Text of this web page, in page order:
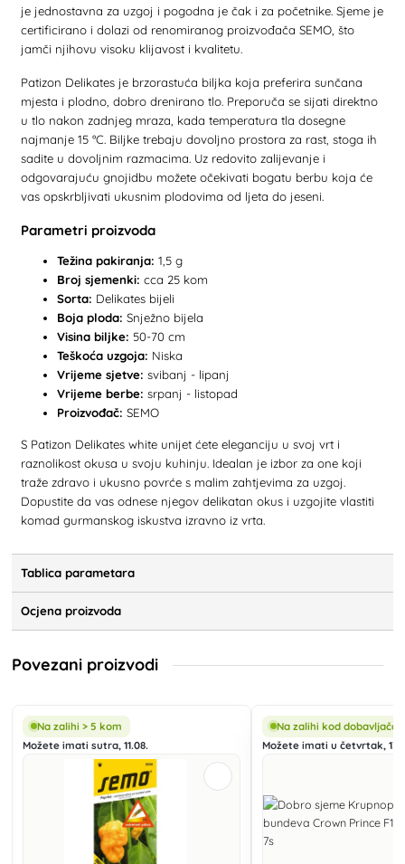
je jednostavna za uzgoj i pogodna je čak i za početnike. Sjeme je
certificirano i dolazi od renomiranog proizvođača SEMO, što
jamči njihovu visoku klijavost i kvalitetu.
Patizon Delikates je brzorastuća biljka koja preferira sunčana
mjesta i plodno, dobro drenirano tlo. Preporuča se sijati direktno
u tlo nakon zadnjeg mraza, kada temperatura tla dosegne
najmanje 15 °C. Biljke trebaju dovoljno prostora za rast, stoga ih
sadite u dovoljnim razmacima. Uz redovito zalijevanje i
odgovarajuću gnojidbu možete očekivati bogatu berbu koja će
vas opskrbljivati ukusnim plodovima od ljeta do jeseni.
Parametri proizvoda
Težina pakiranja: 1,5 g
Broj sjemenki: cca 25 kom
Sorta: Delikates bijeli
Boja ploda: Snježno bijela
Visina biljke: 50-70 cm
Teškoća uzgoja: Niska
Vrijeme sjetve: svibanj - lipanj
Vrijeme berbe: srpanj - listopad
Proizvođač: SEMO
S Patizon Delikates white unijet ćete eleganciju u svoj vrt i
raznolikost okusa u svoju kuhinju. Idealan je izbor za one koji
traže zdravo i ukusno povrće s malim zahtjevima za uzgoj.
Dopustite da vas odnese njegov delikatan okus i uzgojite vlastiti
komad gurmanskog iskustva izravno iz vrta.
Tablica parametara
Ocjena proizvoda
Povezani proizvodi
Na zalihi > 5 kom
Možete imati sutra, 11.08.
Na zalihi kod dobavljača
Možete imati u četvrtak,